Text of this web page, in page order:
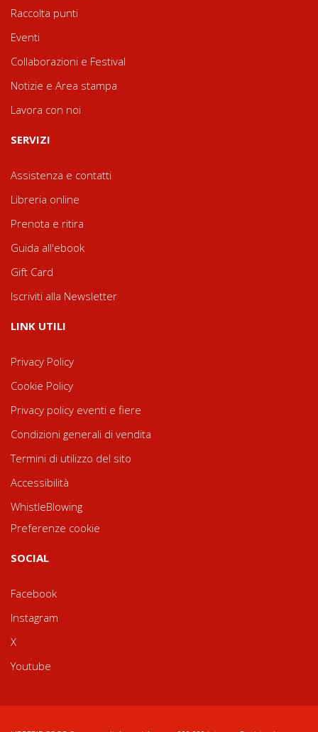
Raccolta punti
Eventi
Collaborazioni e Festival
Notizie e Area stampa
Lavora con noi
SERVIZI
Assistenza e contatti
Libreria online
Prenota e ritira
Guida all'ebook
Gift Card
Iscriviti alla Newsletter
LINK UTILI
Privacy Policy
Cookie Policy
Privacy policy eventi e fiere
Condizioni generali di vendita
Termini di utilizzo del sito
Accessibilità
WhistleBlowing
Preferenze cookie
SOCIAL
Facebook
Instagram
X
Youtube